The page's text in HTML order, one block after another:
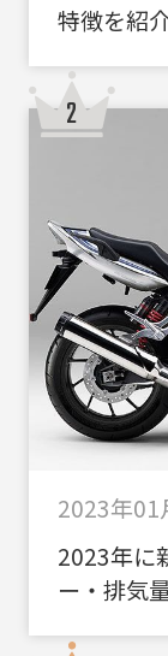
特徴を紹
2023年01
2023年に
ー・排気